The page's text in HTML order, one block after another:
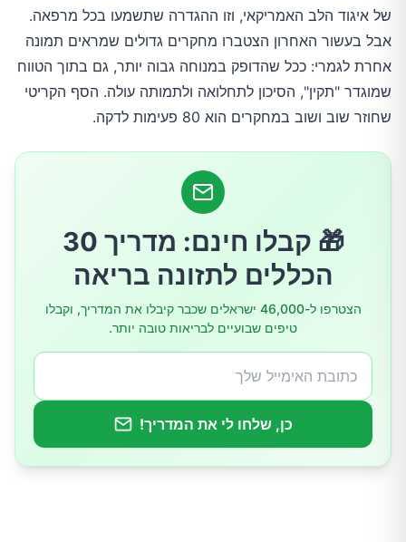
מה אומרים המחקרים על דופק מעל 80
למה דופק גבוה במנוחה מסוכן
מה גורם לדופק גבוה במנוחה
איך להוריד את הדופק במנוחה
מתי לפנות לרופא
של איגוד הלב האמריקאי, וזו ההגדרה שתשמעו בכל מרפאה.
אבל בעשור האחרון הצטברו מחקרים גדולים שמראים תמונה
אחרת לגמרי: ככל שהדופק במנוחה גבוה יותר, גם בתוך הטווח
שמוגדר "תקין", הסיכון לתחלואה ולתמותה עולה. הסף הקריטי
שחוזר שוב ושוב במחקרים הוא 80 פעימות לדקה.
🎁 קבלו חינם: מדריך 30
הכללים לתזונה בריאה
הצטרפו ל-46,000 ישראלים שכבר קיבלו את המדריך, וקבלו
טיפים שבועיים לבריאות טובה יותר.
כן, שלחו לי את המדריך!